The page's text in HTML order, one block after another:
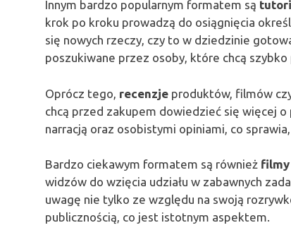
Innym bardzo popularnym formatem są
krok po kroku prowadzą do osiągnięcia
się nowych rzeczy, czy to w dziedzinie
poszukiwane przez osoby, które chcą
Oprócz tego, recenzje produktów, filmów
chcą przed zakupem dowiedzieć się więcej
narracją oraz osobistymi opiniami, co
Bardzo ciekawym formatem są również filmy
widzów do wzięcia udziału w zabawnych
uwagę nie tylko ze względu na swoją
publicznością, co jest istotnym aspektem.